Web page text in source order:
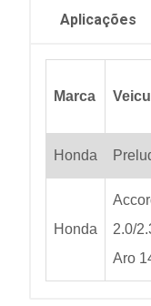
Aplicações
Marca
Honda
Honda
2.0/
Aro